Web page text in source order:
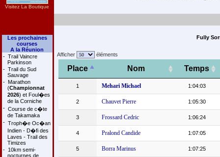
Visitez La Boutique
Les prochaines
courses
A la Réunion
- Trail Vaincre
Parkinson
- Trail du Sud
Sauvage
- Marathon
(Championnat
2026) et Foul�es
de la Corniche
- Course de c�te
de Takamaka
- Troph�e Oc�an
Indien - D�fi des
Laves - Trail des
Timizes
- 10km semi-
nocturnes de
Fully
Afficher éléments
Place Nom Temps
1 Mehari Michael 1:04:03
2 Chauvet Pierre 1:05:30
3 Frossard Cedric 1:06:24
4 Pralond Candide 1:07:05
5 Borra Marinus 1:07:25